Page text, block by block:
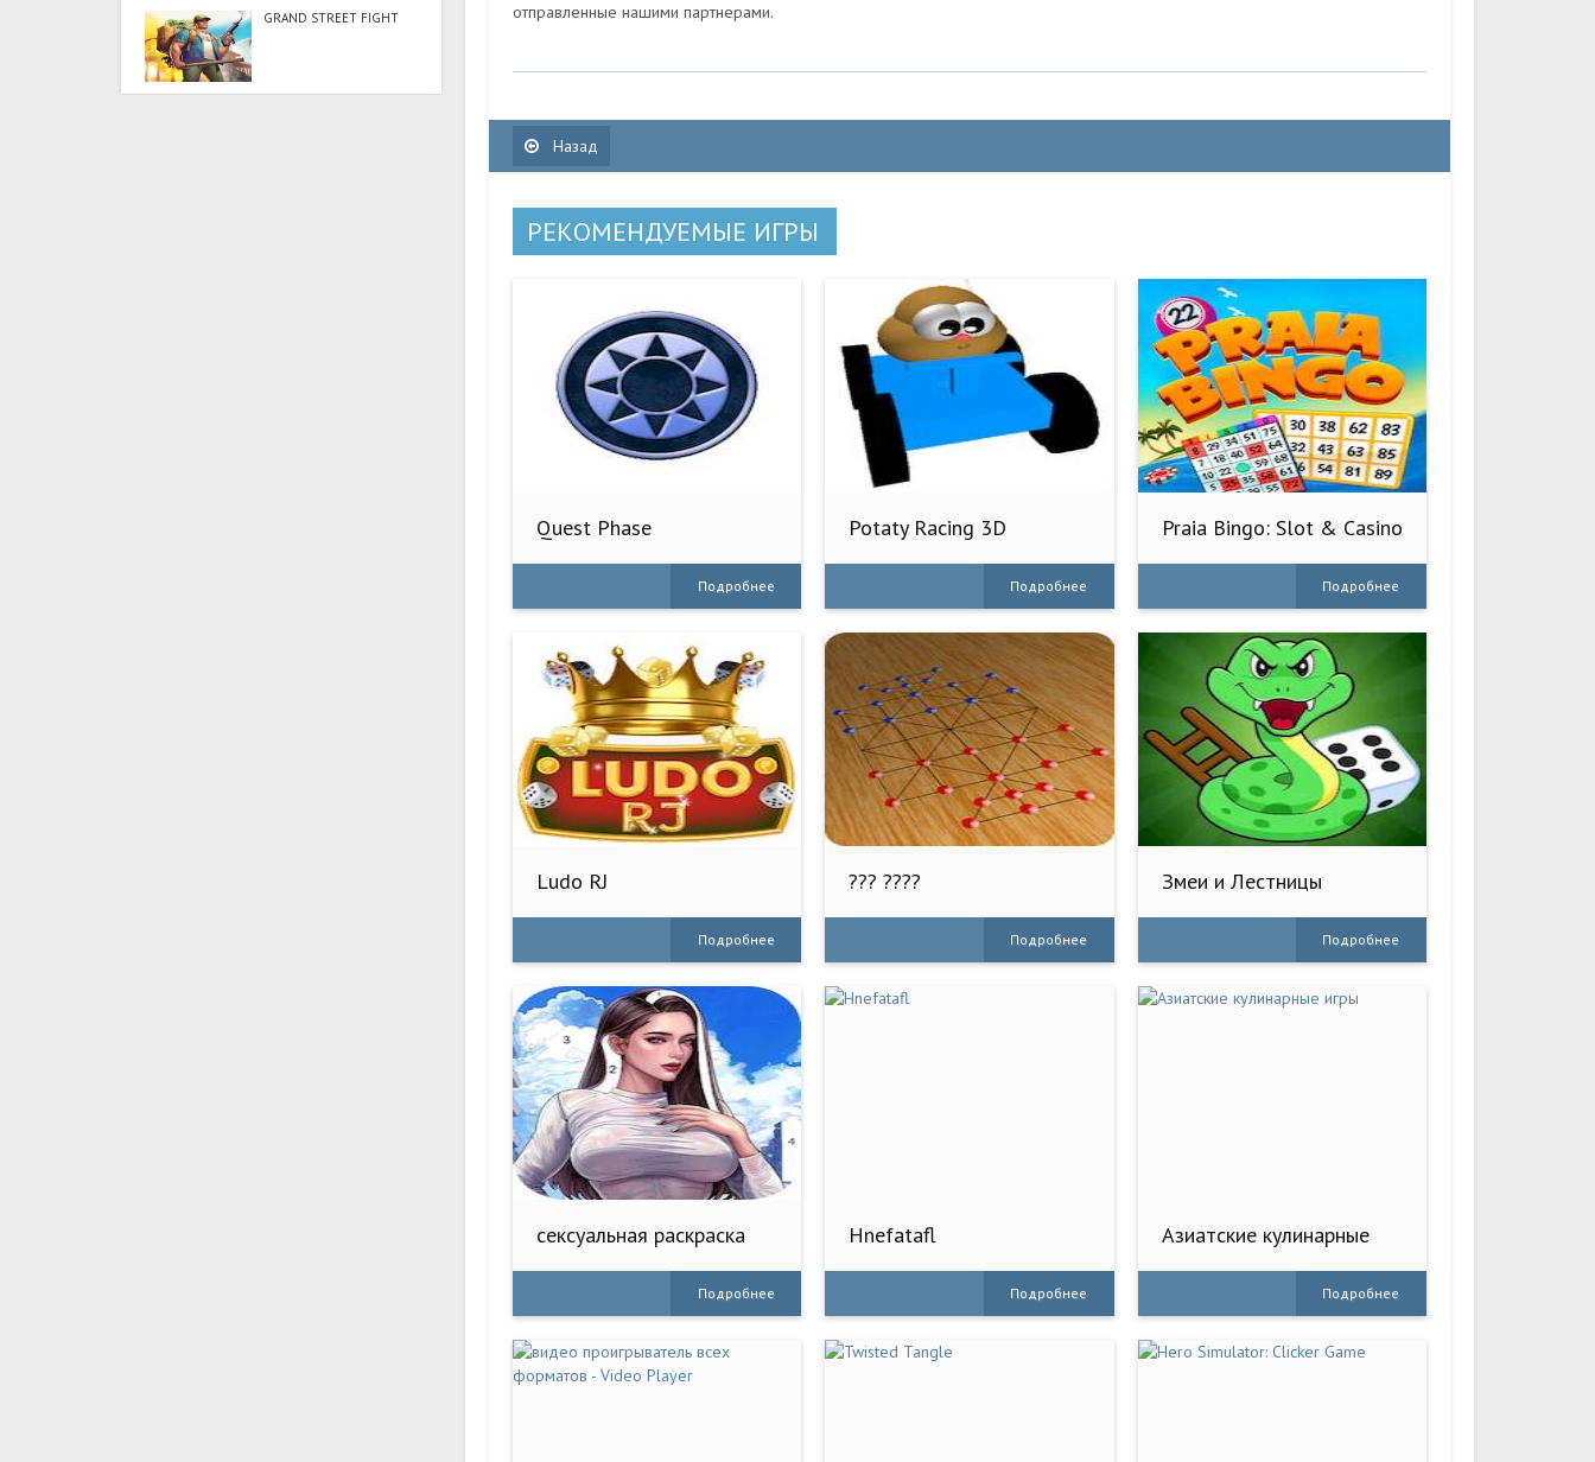
GRAND STREET FIGHT
отправленные нашими партнерами.
Назад
РЕКОМЕНДУЕМЫЕ ИГРЫ
Quest Phase
Подробнее
Potaty Racing 3D
Подробнее
Praia Bingo: Slot & Casino
Подробнее
Ludo RJ
Подробнее
??? ????
Подробнее
Змеи и Лестницы
Подробнее
сексуальная раскраска
Подробнее
Hnefatafl
Подробнее
Азиатские кулинарные
Подробнее